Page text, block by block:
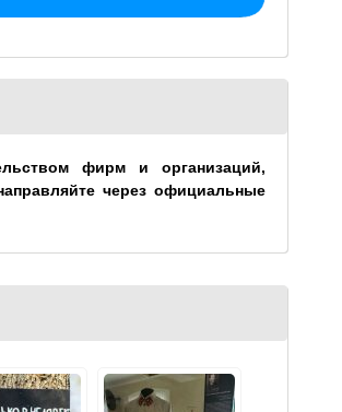
фирм и организаций,
через официальные